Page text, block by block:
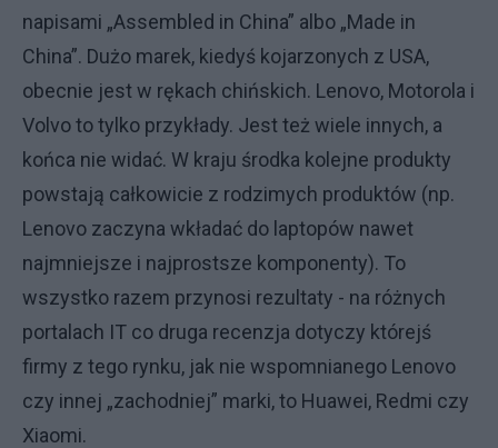
napisami „Assembled in China” albo „Made in
China”. Dużo marek, kiedyś kojarzonych z USA,
obecnie jest w rękach chińskich. Lenovo, Motorola i
Volvo to tylko przykłady. Jest też wiele innych, a
końca nie widać. W kraju środka kolejne produkty
powstają całkowicie z rodzimych produktów (np.
Lenovo zaczyna wkładać do laptopów nawet
najmniejsze i najprostsze komponenty). To
wszystko razem przynosi rezultaty - na różnych
portalach IT co druga recenzja dotyczy którejś
firmy z tego rynku, jak nie wspomnianego Lenovo
czy innej „zachodniej” marki, to Huawei, Redmi czy
Xiaomi.